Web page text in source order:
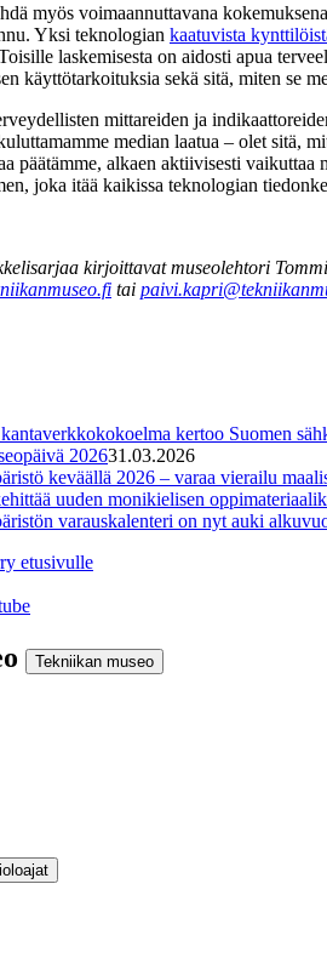
myös voimaannuttavana
Yksi teknologian kaatuvista
laskemisesta on aidosti apua
käyttötarkoituksia sekä sitä, miten se
mittareiden ja
median laatua – olet sitä,
päätämme, alkaen aktiivisesti
joka itää kaikissa teknologian
kirjoittavat museolehtori
tai
kertoo Suomen
202631.03.2026
keväällä 2026 – varaa vierailu
uuden monikielisen
varauskalenteri on nyt auki
Tekniikan museo